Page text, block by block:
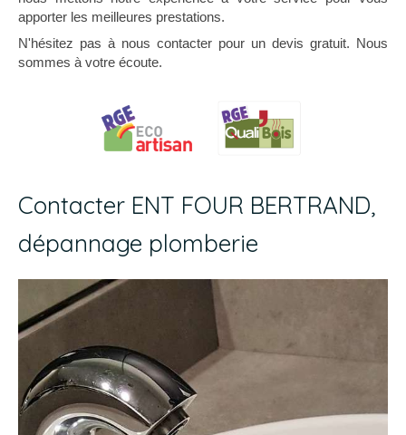
apporter les meilleures prestations.
N'hésitez pas à nous contacter pour un devis gratuit. Nous
sommes à votre écoute.
Contacter ENT FOUR BERTRAND,
dépannage plomberie